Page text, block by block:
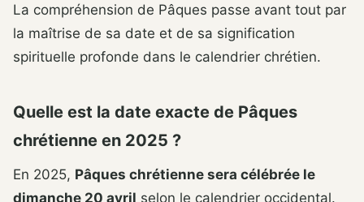
La compréhension de Pâques passe avant tout par
la maîtrise de sa date et de sa signification
spirituelle profonde dans le calendrier chrétien.
Quelle est la date exacte de Pâques
chrétienne en 2025 ?
En 2025, Pâques chrétienne sera célébrée le
dimanche 20 avril selon le calendrier occidental.